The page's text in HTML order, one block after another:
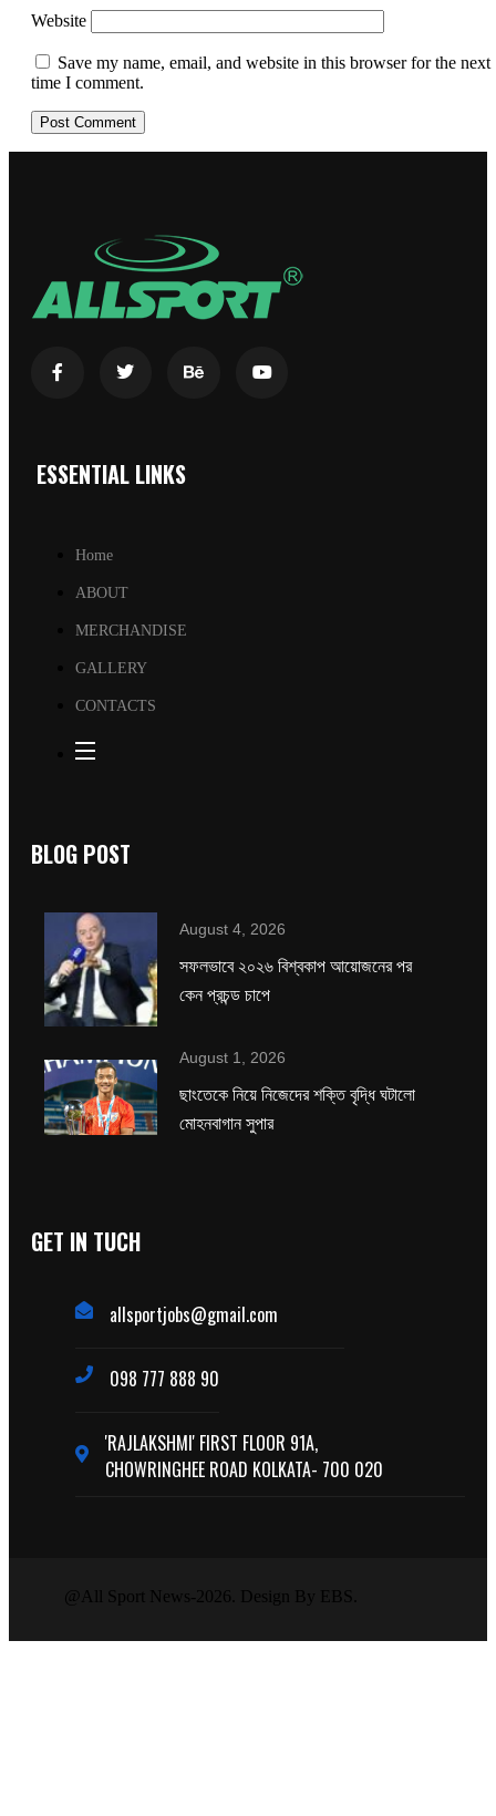
Website
Save my name, email, and website in this browser for the next
time I comment.
ESSENTIAL LINKS
Home
ABOUT
MERCHANDISE
GALLERY
CONTACTS
BLOG POST
August 4, 2026
সফলভাবে ২০২৬ বিশ্বকাপ আয়োজনের পর
কেন প্রচন্ড চাপে
August 1, 2026
ছাংতেকে নিয়ে নিজেদের শক্তি বৃদ্ধি ঘটালো
মোহনবাগান সুপার
GET IN TUCH
allsportjobs@gmail.com
098 777 888 90
'RAJLAKSHMI' FIRST FLOOR 91A,
CHOWRINGHEE ROAD KOLKATA- 700 020
@All Sport News-2026. Design By EBS.